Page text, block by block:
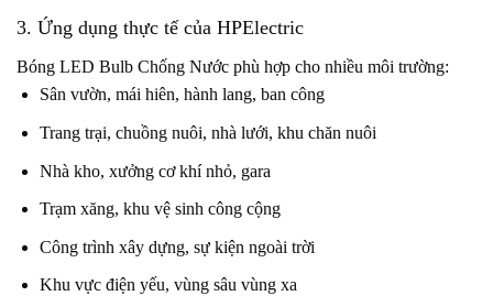
3. Ứng dụng thực tế của HPElectric
Bóng LED Bulb Chống Nước phù hợp cho nhiều môi trường:
Sân vườn, mái hiên, hành lang, ban công
Trang trại, chuồng nuôi, nhà lưới, khu chăn nuôi
Nhà kho, xưởng cơ khí nhỏ, gara
Trạm xăng, khu vệ sinh công cộng
Công trình xây dựng, sự kiện ngoài trời
Khu vực điện yếu, vùng sâu vùng xa